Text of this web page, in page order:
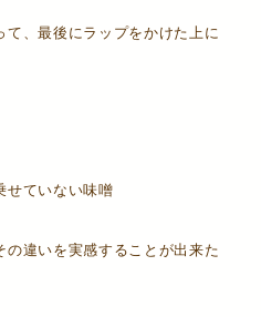
、最後にラップをかけた上に
せていない味噌
違いを実感することが出来た